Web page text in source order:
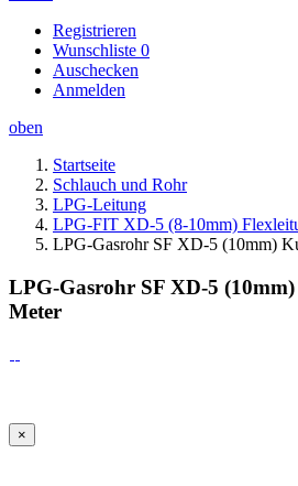
Registrieren
Wunschliste 0
Auschecken
Anmelden
oben
Startseite
Schlauch und Rohr
LPG-Leitung
LPG-FIT XD-5 (8-10mm)
LPG-Gasrohr SF XD-5 (10mm)
LPG-Gasrohr SF XD-5
Meter
×